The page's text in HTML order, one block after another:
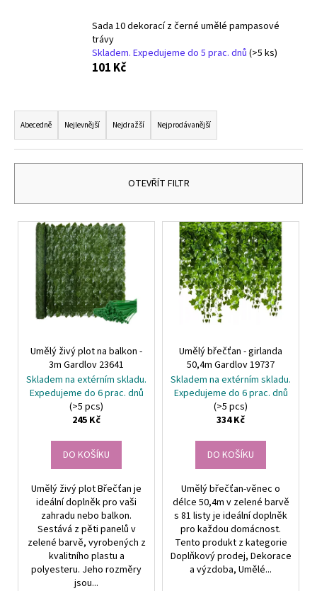
Sada 10 dekorací z černé umělé pampasové
trávy
Skladem. Expedujeme do 5 prac. dnů (>5 ks)
101 Kč
Ř
a
z
e
í
p
Abecedně Nejlevnější Nejdražší Nejprodávanější
OTEVŘÍT FILTR
V
Umělý živý plot na balkon -
3m Gardlov 23641
Skladem na extérním skladu.
Expedujeme do 6 prac. dnů
(>5 pcs)
245 Kč
DO KOŠÍKU
Umělý živý plot Břečťan je
ideální doplněk pro vaši
zahradu nebo balkon.
Sestává z pěti panelů v
zelené barvě, vyrobených z
kvalitního plastu a
polyesteru. Jeho rozměry
jsou...
Umělý břečťan - girlanda
50,4m Gardlov 19737
Skladem na extérním skladu.
Expedujeme do 6 prac. dnů
(>5 pcs)
334 Kč
DO KOŠÍKU
Umělý břečťan-věnec o
délce 50,4m v zelené barvě
s 81 listy je ideální doplněk
pro každou domácnost.
Tento produkt z kategorie
Doplňkový prodej, Dekorace
a výzdoba, Umělé...
TERMOIZOLAČNÍ
SÁČEK
NA
ŠEDÝ